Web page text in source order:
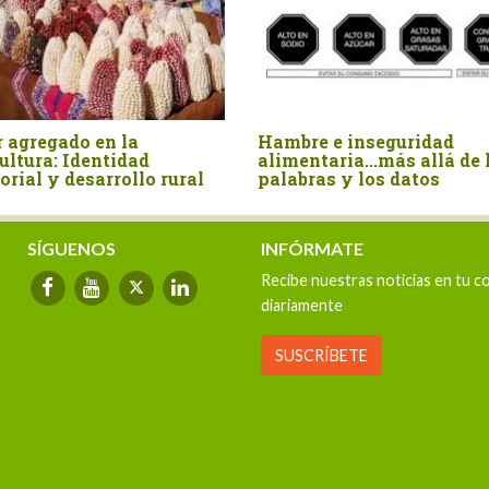
Multiplicador de las
Fortalecer la Sanidad
Agropecuaria: Una
impostergable
SÍGUENOS INFÓRMATE
Recibe nuestras noticias en tu
diariamente
SUSCRÍBETE